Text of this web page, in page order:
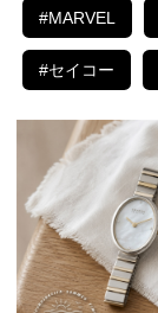
#MARVEL
#セイコー